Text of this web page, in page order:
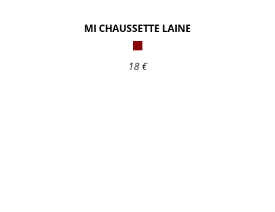
MI CHAUSSETTE LAINE
18 €